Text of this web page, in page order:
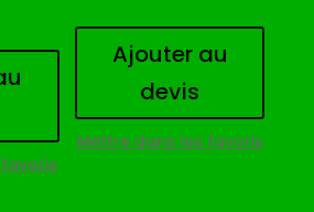
Ajouter au
devis
Mettre dans les favoris